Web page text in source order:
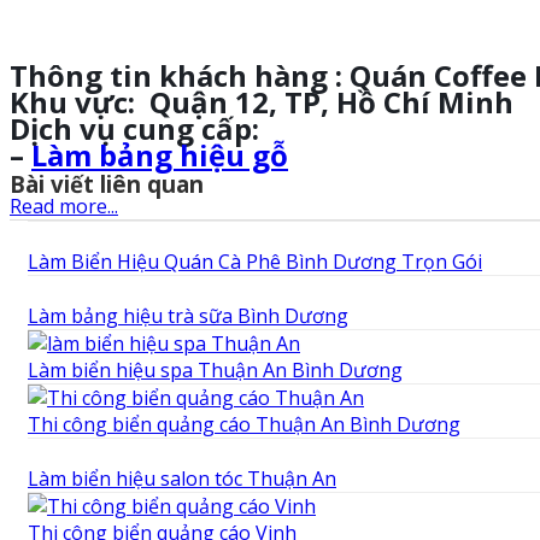
Thông tin khách hàng : Quán Coffee
Khu vực: Quận 12, TP, Hồ Chí Minh
Dịch vụ cung cấp:
– Làm bảng hiệu gỗ
Read more...
Bài viết liên quan
Làm Biển Hiệu Quán Cà Phê Bình Dương Trọn Gói
Làm bảng hiệu trà sữa Bình Dương
Làm biển hiệu spa Thuận An Bình Dương
Thi công biển quảng cáo Thuận An Bình Dương
Làm biển hiệu salon tóc Thuận An
Thi công biển quảng cáo Vinh